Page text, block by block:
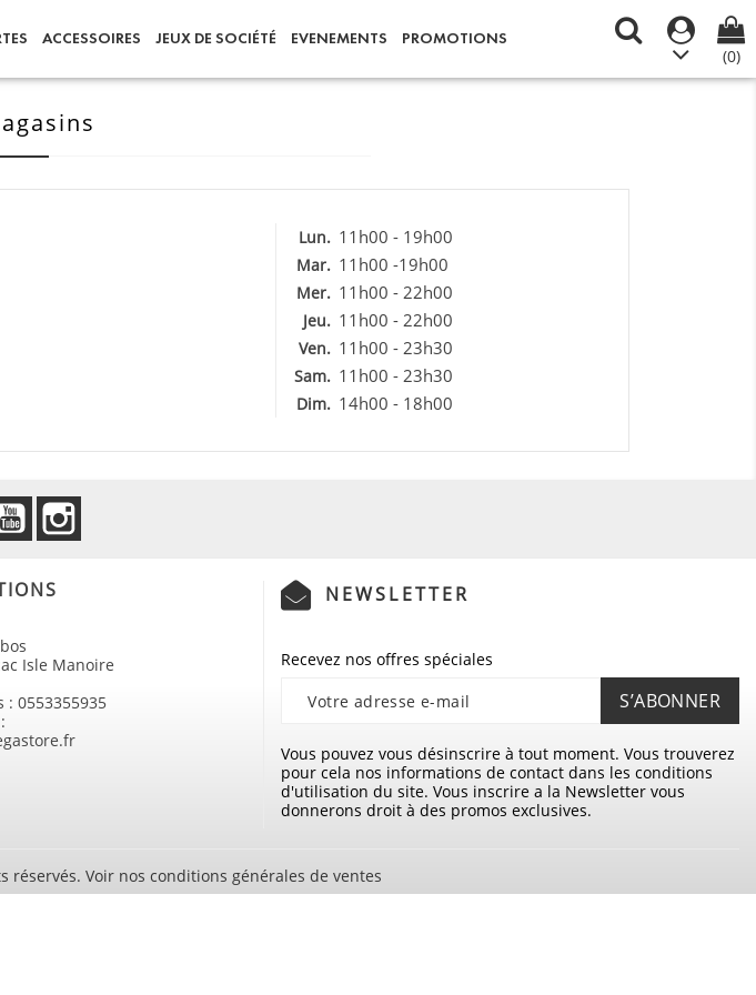
ACCESSOIRES JEUX DE SOCIÉTÉ EVENEMENTS PROMOTIONS
(0)
Lun. 11h00 - 19h00
Mar. 11h00 -19h00
Mer. 11h00 - 22h00
Jeu. 11h00 - 22h00
Ven. 11h00 - 23h30
Sam. 11h00 - 23h30
Dim. 14h00 - 18h00
YouTube
Isle Manoire
: 0553355935
NEWSLETTER
Recevez nos offres spéciales
Vous pouvez vous désinscrire à tout moment. Vous trouverez
pour cela nos informations de contact dans les conditions
d'utilisation du site. Vous inscrire a la Newsletter vous
donnerons droit à des promos exclusives.
réservés. Voir nos conditions générales de ventes